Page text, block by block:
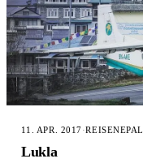
11. APR. 2017·REISENEPAL
Lukla